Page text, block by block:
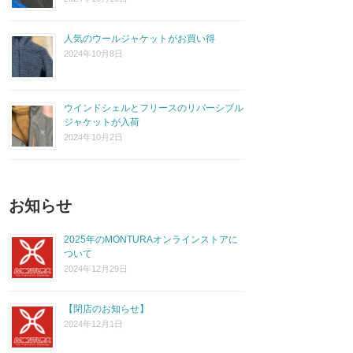
人気のウールジャケットがお買い得
2024年10月8日
ウインドシェルとフリースのリバーシブル
ジャケットが入荷
2024年10月2日
お知らせ
2025年のMONTURAオンラインストアに
ついて
2024年12月29日
【閉店のお知らせ】
2024年12月1日